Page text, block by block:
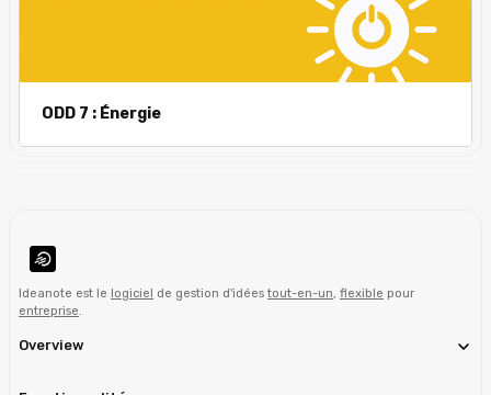
ODD 7 : Énergie
Ideanote est le logiciel de gestion d'idéestout-en-un, flexible pour
entreprise.
Overview